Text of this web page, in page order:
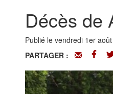
Décès de
Publié le vendredi 1er
PARTAGER :